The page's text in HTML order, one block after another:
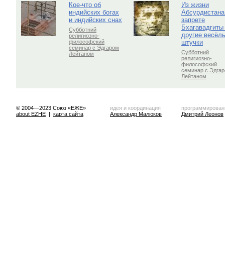
Кое-что об
индийских богах
и индийских снах
Субботний
религиозно-
философский
семинар с Эдгаром
Лейтаном
Из жизни
запрете
Бхагавадгиты
другие
штучки
Субботний
религиозно-
философский
семинар с
Лейтаном
© 2004—2023 Союз «ЕЖЕ»
about EZHE | карта сайта
идея и координация
Александр Малюков
Дмитрий Леонов